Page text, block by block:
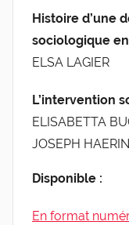
Histoire d’une
sociologique
ELSA LAGIER
L’intervention
ELISABETTA
JOSEPH
Disponible :
En format